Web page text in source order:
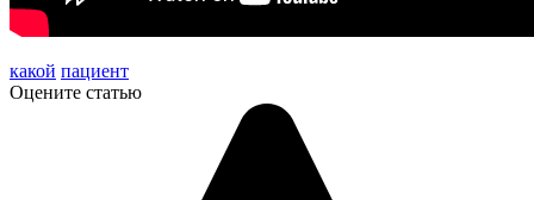
какой пациент
Оцените статью